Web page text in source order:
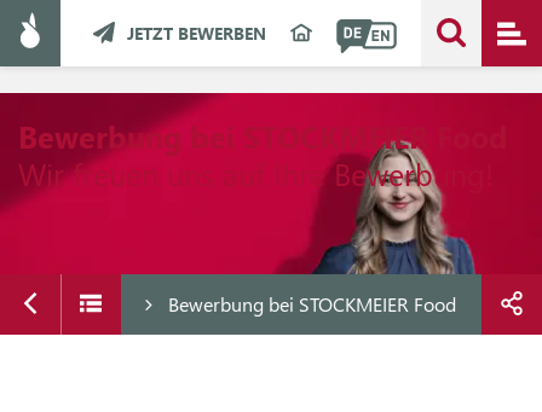
JETZT BEWERBEN
Bewerbung bei STOCKMEIER Food
Wir freuen uns auf Ihre Bewerbung!
Bewerbung bei STOCKMEIER Food